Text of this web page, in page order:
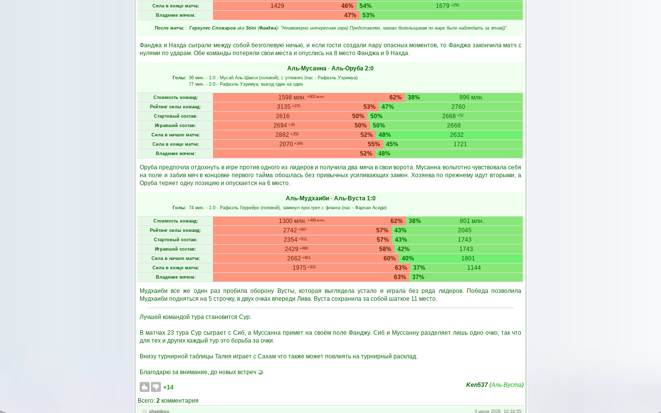
Сила в конце матча: 46%
1429 54% 1679 +250
Владение мячом: 47% 53%
После матча: Геркулес Спожаров aka Stini (Фанджа): "Неимоверно интересная игра) Представляю, каково болельщикам по жаре было наблюдать за этим))"
Фанджа и Нахда сыграли между собой безголевую ничью, и если гости создали пару опасных моментов, то Фанджа закончила матч с
нулями по ударам. Обе команды потеряли свои места и опуслись на 8 место Фанджа и 9 Нахда.
Аль-Мусанна - Аль-Оруба 2:0
Голы: 36 мин. - 1:0 - Мусаб Аль-Шакси (головой), с углового (пас - Рафаэль Уэримуа)
77 мин. - 2:0 - Рафаэль Уэримуа, выход один на один
Стоимость команд: 62%
1598 млн. +602 млн. 38% 996 млн.
Рейтинг силы команд: 53%
3135 +375 47% 2760
Стартовый состав: 50%
2616 50% 2668 +52
Игравший состав: 50%
2694 +26 50% 2668
Сила в начале матча: 52%
2882 +250 48% 2632
Сила в конце матча: 55%
2070+349 45% 1721
Владение мячом: 52%
48%
Оруба предпочла отдохнуть в игре против одного из лидеров и получила два мяча в свои ворота. Мусанна вольготно чувствовала себя
на поле и забив мяч в концовке первого тайма обошлась без привычных усиливающих замен. Хозяева по прежнему идут вторыми, а
Оруба теряет одну позицию и опускается на 6 место.
Аль-Мудхаиби- Аль-Вуста 1:0
Голы: 74 мин. - 1:0 - Рафаэль Геррейро (головой), замкнул прострел с фланга (пас - Фархан Асиди)
Стоимость команд: 62%
1300 млн. +499 млн. 38% 801 млн.
Рейтинг силы команд: 57%
2742 +697 43% 2045
Стартовый состав: 57%
2354 +611 43% 1743
Игравший состав: 58%
2429 +686 42% 1743
Сила в начале матча: 60%
2662 +861 40% 1801
Сила в конце матча: 63%
1975 +831 37% 1144
Владение мячом: 63%
37%
Мудхаиби все же один раз пробила оборону Вусты, которая выглядела устало и играла без ряда лидеров. Победа позволила
Мудхаиби подняться на 5 строчку, в двух очках впереди Лива. Вуста сохранила за собой шаткое 11 место.
Лучшей командой тура становится Сур.
В матчах 23 тура Сур сыграет с Сиб, а Муссанна примет на своём поле Фанджу. Сиб и Муссанну разделяет лишь одно очко, так что
для тех и других каждый тур это борьба за очки.
Внизу турнирной таблицы Талия играет с Сахам что также может повлиять на турнирный расклад.
Благодарю за внимание, до новых встреч 🤝
+14 Ken537 (Аль-Вуста)
Всего: 2 комментария
chemboy 3 июня 2026, 10:18:55